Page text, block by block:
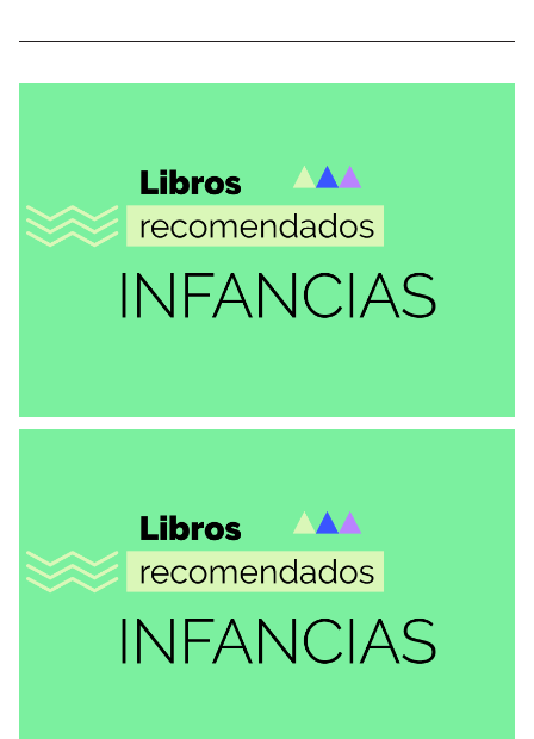
RECOMENDACIONES
Demare
RECOMENDACIONES
Colección los duraznos